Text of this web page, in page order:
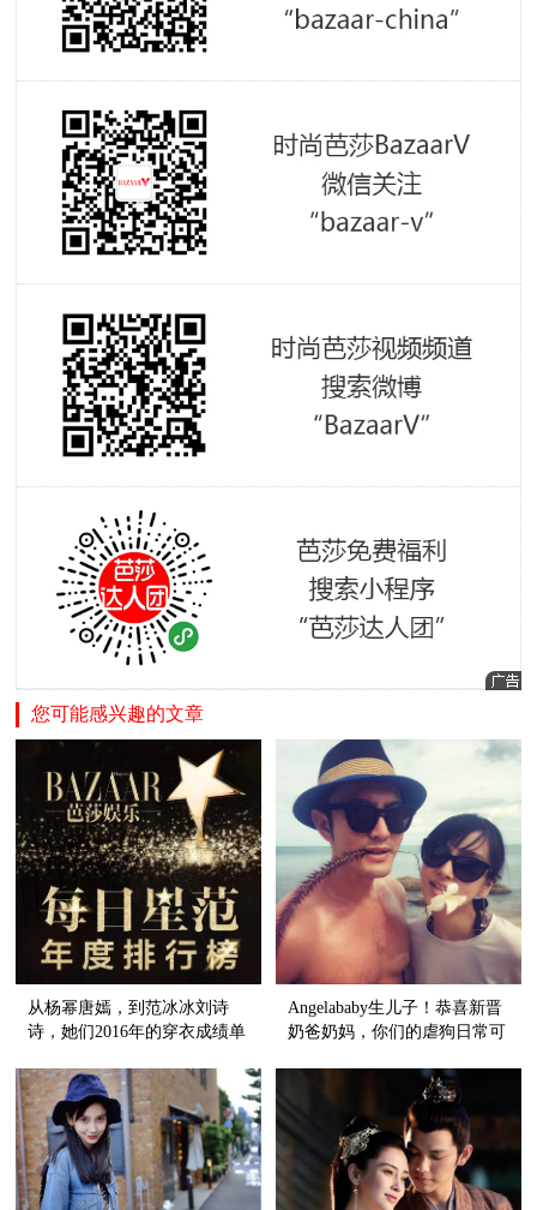
您可能感兴趣的文章
从杨幂唐嫣，到范冰冰刘诗
诗，她们2016年的穿衣成绩单
点】
Angelababy生儿子！恭喜新晋
奶爸奶妈，你们的虐狗日常可